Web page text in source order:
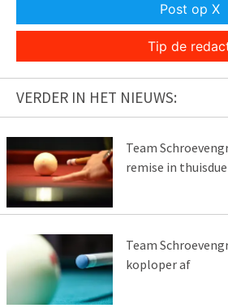
Post op X
Tip de
VERDER IN HET NIEUWS:
Team
remise in
Team
koploper af